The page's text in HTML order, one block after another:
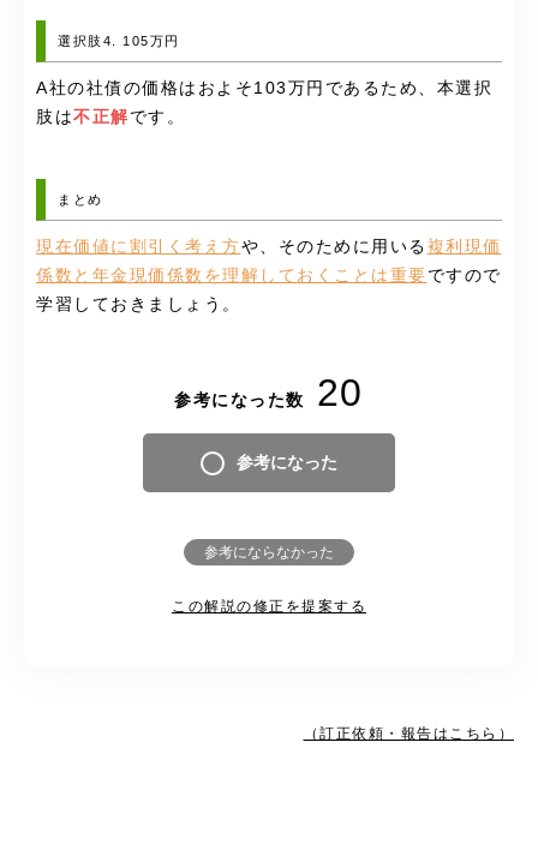
選択肢4. 105万円
A社の社債の価格はおよそ103万円であるため、本選択
肢は不正解です。
まとめ
現在価値に割引く考え方や、そのために用いる 複利現価
係数と年金現価係数を理解しておくことは重要 ですので
学習しておきましょう。
参考になった数 20
参考になった
参考にならなかった
この解説の修正を提案する
（訂正依頼・報告はこちら）